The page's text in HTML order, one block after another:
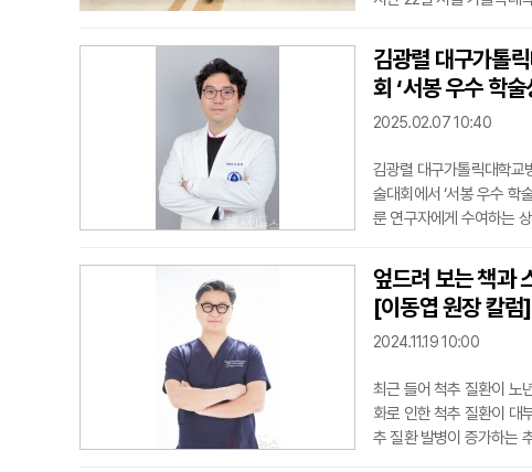
육은 이론 강의에 더해 실
교육 중 처음으로 소아·
법을 단계적
김광렬 대구가톨
회 ‘서봉 우수 학술
2025.02.07 10:40
김광렬 대구가톨릭대학교
술대회에서 ‘서봉 우수 학
룬 연구자에게 수여하는
제를 발표했다. 여러 연제
상하게 됐다.김광렬 교수
낙관하기가
엎드려 보는 책과
[이동엽 원장 칼럼]
2024.11.19 10:00
최근 들어 척추 질환이 노
화로 인한 척추 질환이 대
추 질환 발병이 증가하는